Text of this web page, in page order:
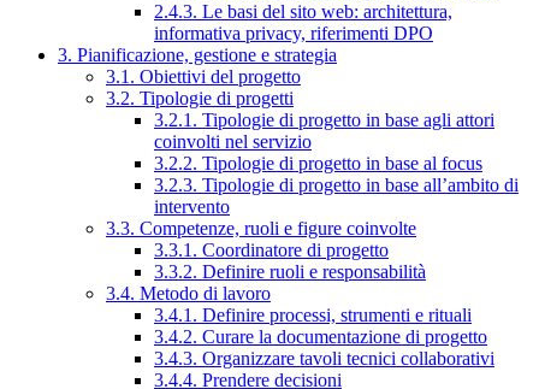
2.4.3. Le basi del sito web: architettura,
informativa privacy, riferimenti DPO
3. Pianificazione, gestione e strategia
3.1. Obiettivi del progetto
3.2. Tipologie di progetti
3.2.1. Tipologie di progetto in base agli attori
coinvolti nel servizio
3.2.2. Tipologie di progetto in base al focus
3.2.3. Tipologie di progetto in base all’ambito di
intervento
3.3. Competenze, ruoli e figure coinvolte
3.3.1. Coordinatore di progetto
3.3.2. Definire ruoli e responsabilità
3.4. Metodo di lavoro
3.4.1. Definire processi, strumenti e rituali
3.4.2. Curare la documentazione di progetto
3.4.3. Organizzare tavoli tecnici collaborativi
3.4.4. Prendere decisioni